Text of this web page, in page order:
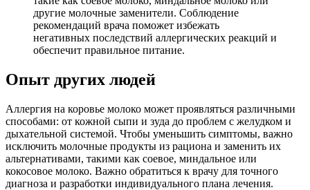
другие молочные заменители. Соблюдение
рекомендаций врача поможет избежать
негативных последствий аллергических реакций и
обеспечит правильное питание.
Опыт других людей
Аллергия на коровье молоко может проявляться различными
способами: от кожной сыпи и зуда до проблем с желудком и
дыхательной системой. Чтобы уменьшить симптомы, важно
исключить молочные продукты из рациона и заменить их
альтернативами, такими как соевое, миндальное или
кокосовое молоко. Важно обратиться к врачу для точного
диагноза и разработки индивидуального плана лечения.